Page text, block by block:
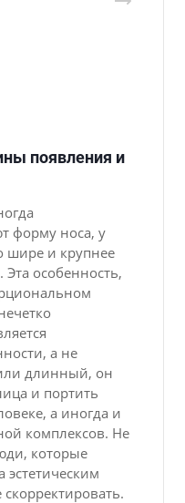
появления и
форму носа, у
шире и крупнее
Эта особенность,
а не
длинный, он
и портить
а иногда и
комплексов. Не
которые
эстетическим